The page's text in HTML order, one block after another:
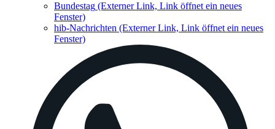
Bundestag (Externer Link, Link öffnet ein neues
Fenster)
hib-Nachrichten (Externer Link, Link öffnet ein neues
Fenster)